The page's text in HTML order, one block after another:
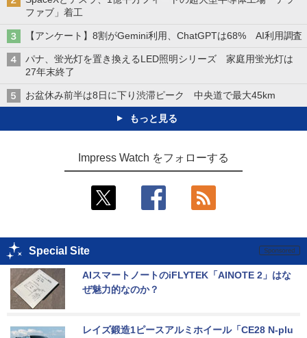
ファブ」着工
【アンケート】8割がGemini利用、ChatGPTは68% AI利用調査
パナ、蛍光灯を置き換えるLED照明シリーズ 家庭用蛍光灯は
27年末終了
お盆休み前半は8日に下り渋滞ピーク 中央道で最大45km
もっと見る
Impress Watch をフォローする
Special Site
AIスマートノートのiFLYTEK「AINOTE 2」はな
ぜ魅力的なのか？
レイズ鍛造1ピースアルミホイール「CE28 N-plu